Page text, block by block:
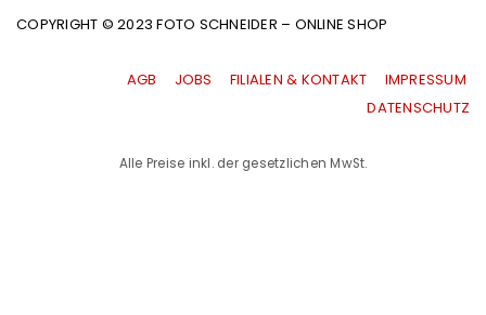
COPYRIGHT © 2023 FOTO SCHNEIDER – ONLINE SHOP
AGB JOBS FILIALEN & KONTAKT
IMPRESSUM
|DATENSCHUTZ
Alle Preise inkl. der gesetzlichen MwSt.